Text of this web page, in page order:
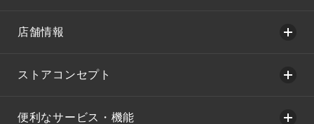
店舗情報
ストアコンセプト
便利なサービス・機能